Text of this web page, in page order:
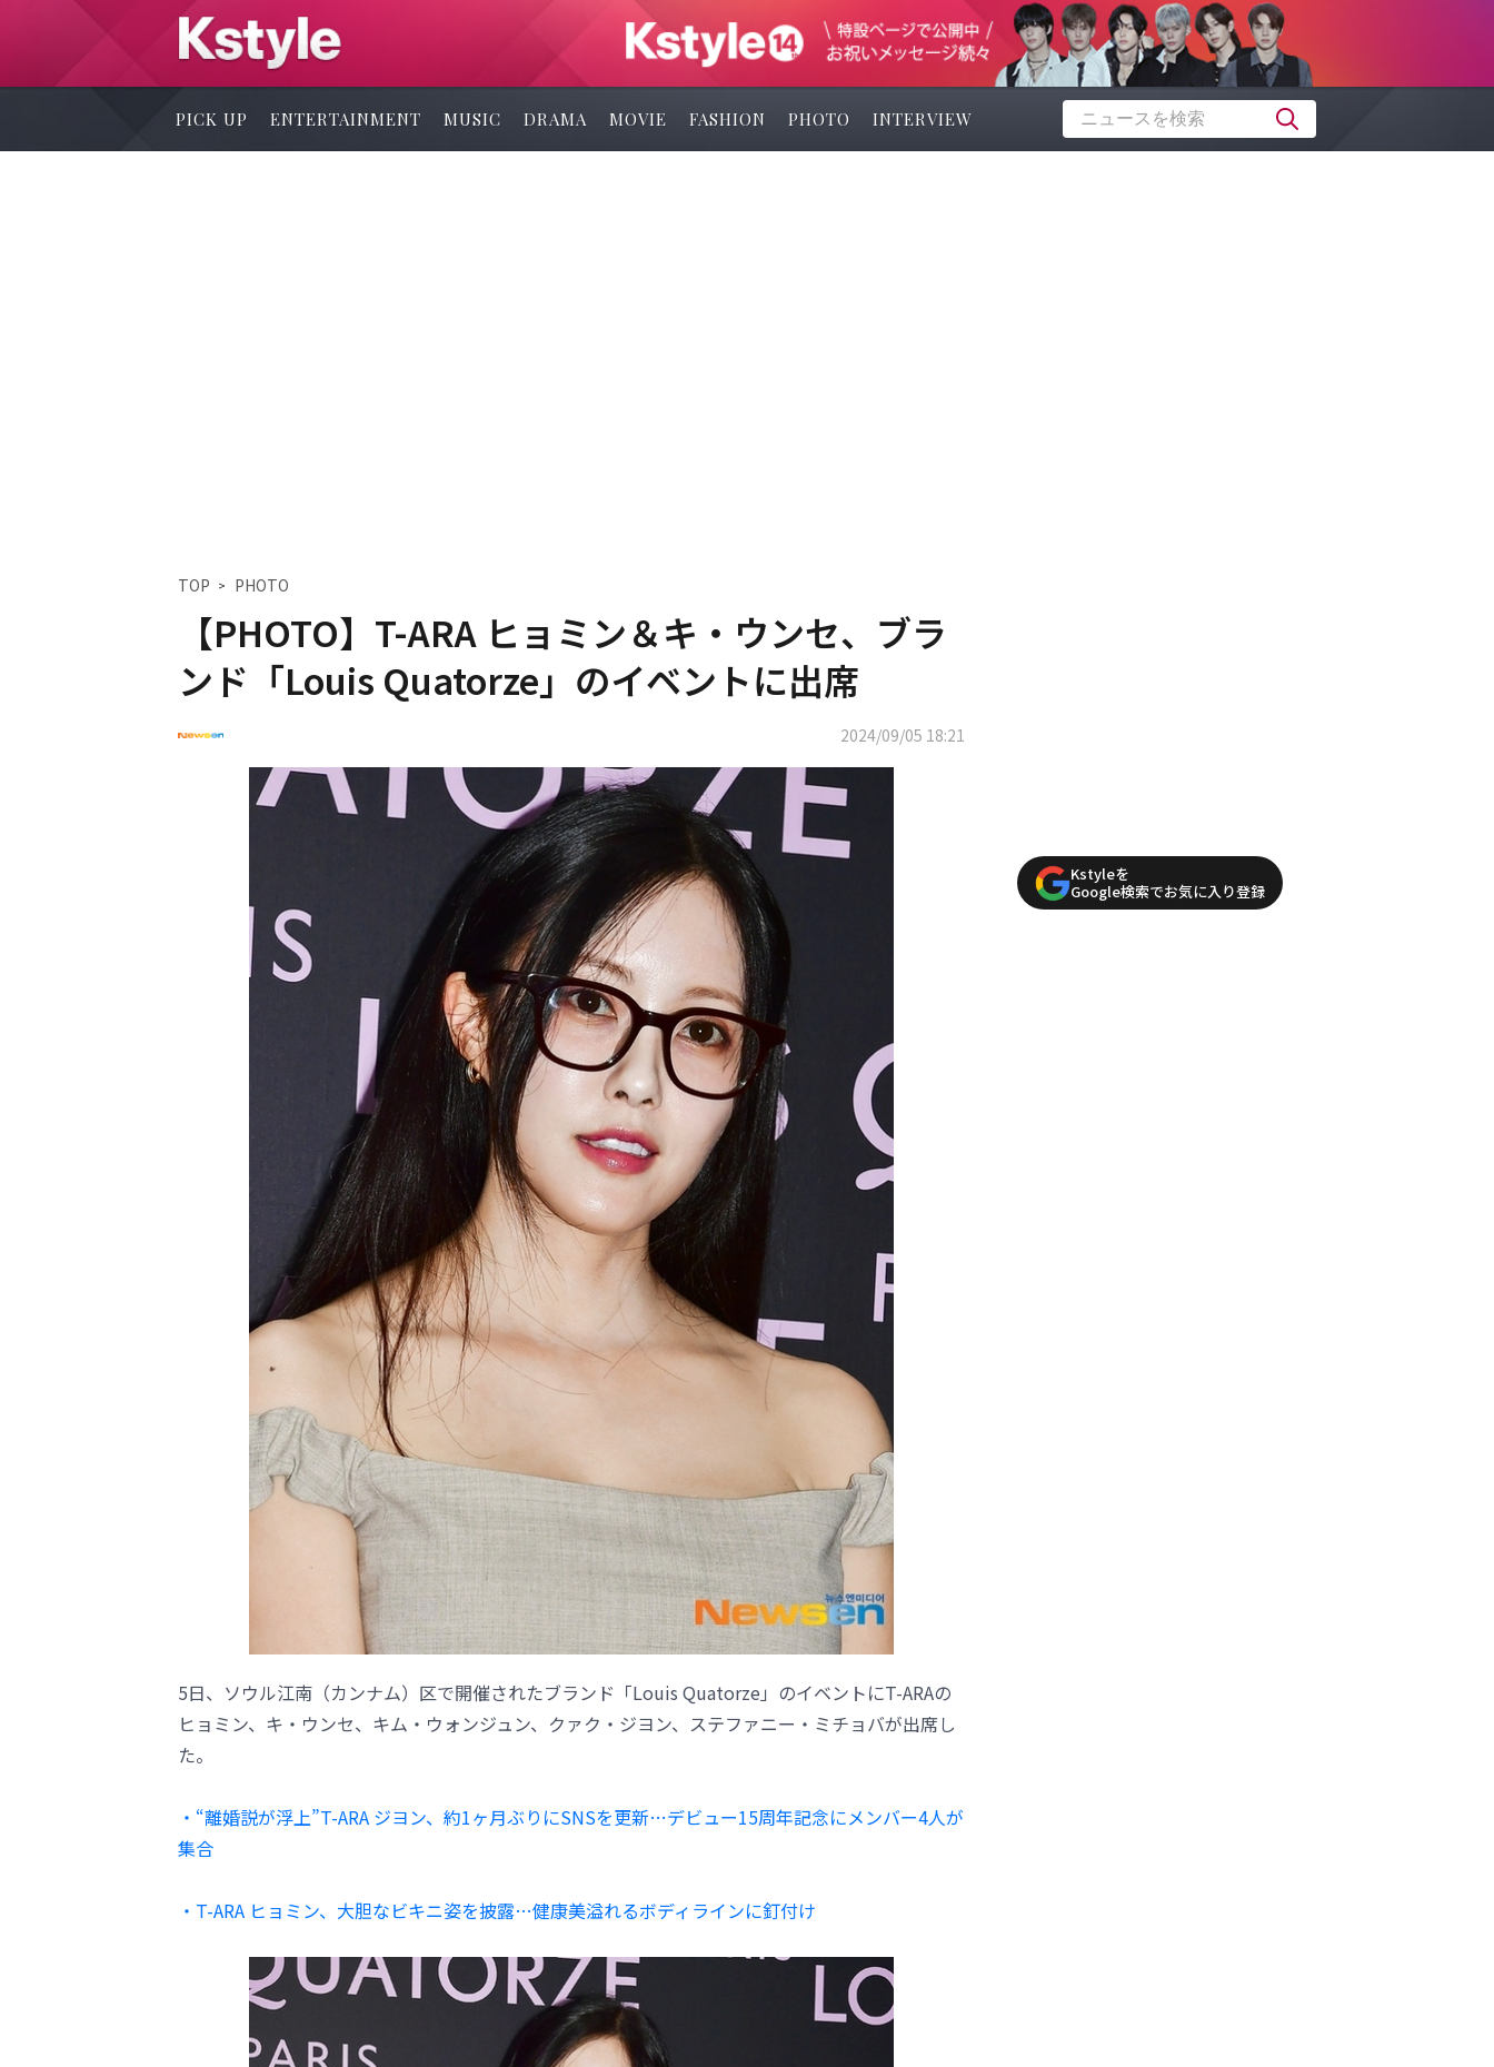
PICK UP ENTERTAINMENT MUSIC DRAMA MOVIE FASHION PHOTO INTERVIEW
TOP PHOTO
【PHOTO】T-ARA ヒョミン＆キ・ウンセ、ブラ
ンド「Louis Quatorze」のイベントに出席
2024/09/05 18:21
5日、ソウル江南（カンナム）区で開催されたブランド「Louis Quatorze」のイベントにT-ARAの
ヒョミン、キ・ウンセ、キム・ウォンジュン、クァク・ジヨン、ステファニー・ミチョバが出席し
た。
・“離婚説が浮上”T-ARA ジヨン、約1ヶ月ぶりにSNSを更新…デビュー15周年記念にメンバー4人が
集合
・T-ARA ヒョミン、大胆なビキニ姿を披露…健康美溢れるボディラインに釘付け
Kstyleを
Google検索でお気に入り登録